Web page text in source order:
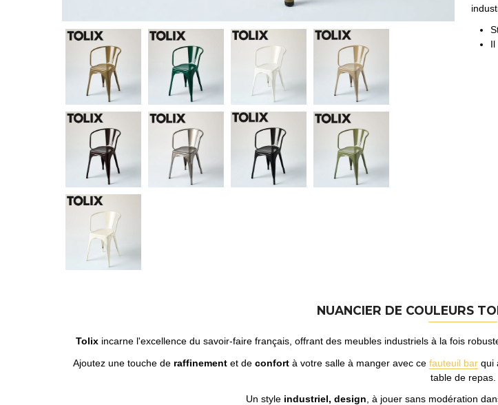
Il
NUANCIER DE COULEURS
Tolixincarne l'excellence du savoir-faire français, offrant des meubles industriels à la fois
Ajoutez une touche de raffinementet de confortà votre salle à manger avec ce fauteuil barqui
table de repas.
Un style industriel, design, à jouer sans modération